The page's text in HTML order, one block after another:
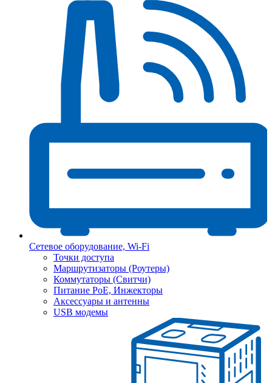
Сетевое оборудование, Wi-Fi
Точки доступа
Маршрутизаторы (Роутеры)
Коммутаторы (Свитчи)
Питание PoE, Инжекторы
Аксессуары и антенны
USB модемы